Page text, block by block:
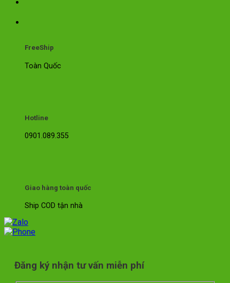
FreeShip
Toàn Quốc
Hotline
0901.089.355
Giao hàng toàn quốc
Ship COD tận nhà
Đăng ký nhận tư vấn miễn phí